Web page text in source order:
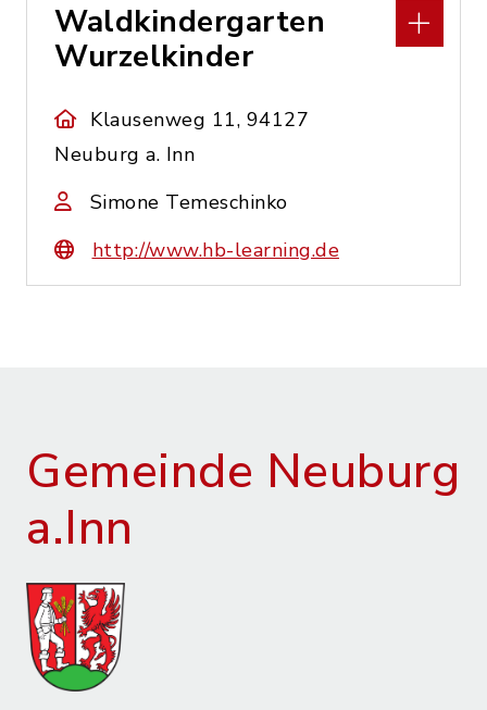
Waldkindergarten
Wurzelkinder
Klausenweg 11, 94127
Neuburg a. Inn
Simone Temeschinko
http://www.hb-learning.de
Gemeinde Neuburg
a.Inn